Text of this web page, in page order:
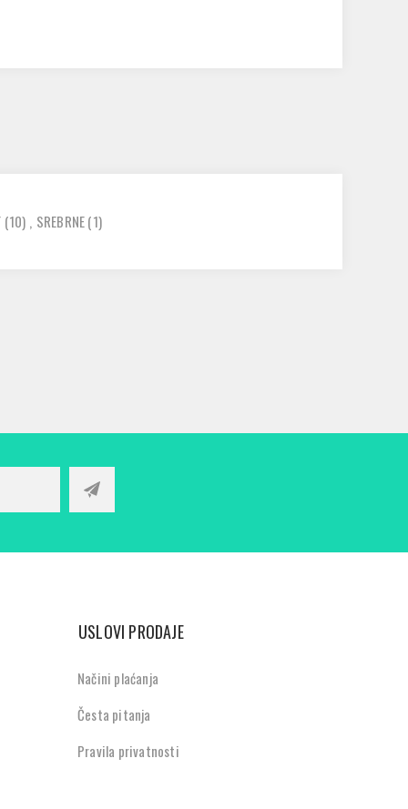
(10) , SREBRNE(1)
USLOVI PRODAJE
Načini plaćanja
Česta pitanja
Pravila privatnosti